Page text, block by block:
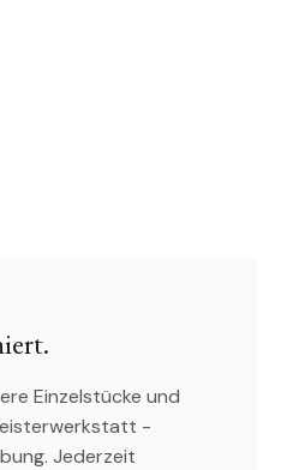
Einzelstücke und
-
Jederzeit